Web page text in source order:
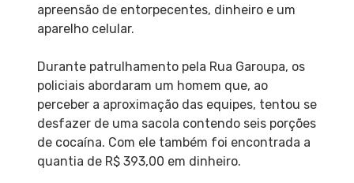
apreensão de entorpecentes, dinheiro e um
aparelho celular.
Durante patrulhamento pela Rua Garoupa, os
policiais abordaram um homem que, ao
perceber a aproximação das equipes, tentou se
desfazer de uma sacola contendo seis porções
de cocaína. Com ele também foi encontrada a
quantia de R$ 393,00 em dinheiro.